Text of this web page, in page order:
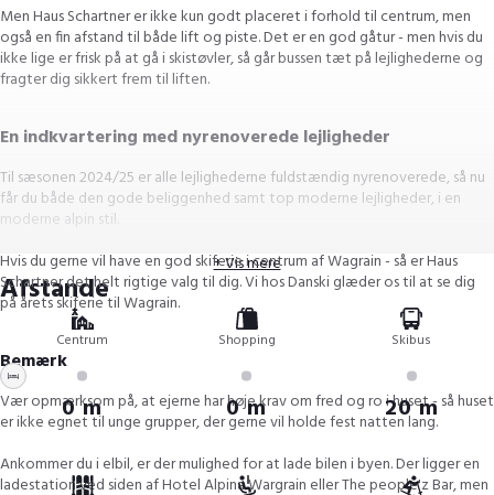
Men Haus Schartner er ikke kun godt placeret i forhold til centrum, men
også en fin afstand til både lift og piste. Det er en god gåtur - men hvis du
ikke lige er frisk på at gå i skistøvler, så går bussen tæt på lejlighederne og
fragter dig sikkert frem til liften.
En indkvartering med nyrenoverede lejligheder
Til sæsonen 2024/25 er alle lejlighederne fuldstændig nyrenoverede, så nu
får du både den gode beliggenhed samt top moderne lejligheder, i en
moderne alpin stil.
Hvis du gerne vil have en god skiferie i centrum af Wagrain - så er Haus
Schartner det helt rigtige valg til dig. Vi hos Danski glæder os til at se dig
på årets skiferie til Wagrain.
Bemærk
Vær opmærksom på, at ejerne har høje krav om fred og ro i huset - så huset
er ikke egnet til unge grupper, der gerne vil holde fest natten lang.
Ankommer du i elbil, er der mulighed for at lade bilen i byen. Der ligger en
ladestation ved siden af Hotel Alpina Wargrain eller The people'z Bar, men
+ Vis mere
Afstande
Centrum
0 m
Shopping
0 m
Skibus
20 m